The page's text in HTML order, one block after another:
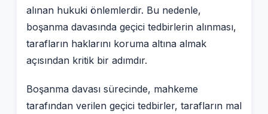
alınan hukuki önlemlerdir. Bu nedenle,
boşanma davasında geçici tedbirlerin alınması,
tarafların haklarını koruma altına almak
açısından kritik bir adımdır.
Boşanma davası sürecinde, mahkeme
tarafından verilen geçici tedbirler, tarafların mal